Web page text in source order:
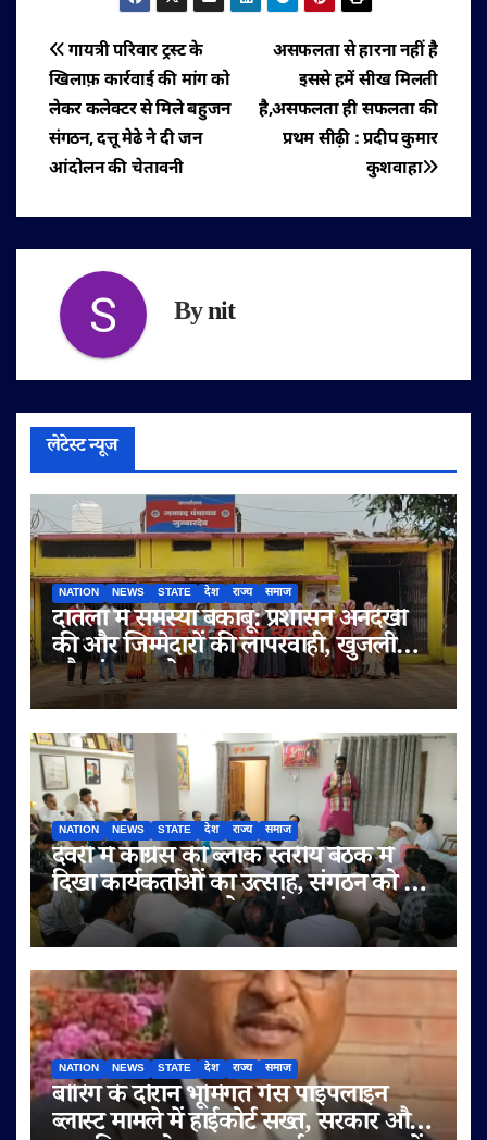
पोस्ट
नेविगेशन
असफलता से हारना नहीं है
इससे हमें सीख मिलती
है,असफलता ही सफलता की
प्रथम सीढ़ी : प्रदीप कुमार
कुशवाहा
गायत्री परिवार ट्रस्ट के
खिलाफ़ कार्रवाई की मांग को
लेकर कलेक्टर से मिले बहुजन
संगठन, दत्तू मेढे ने दी जन
आंदोलन की चेतावनी
Bynit
लेटेस्ट न्यूज
NATION NEWS STATE देश राज्य समाज
दातला में समस्या बेकाबू: प्रशासन अनदेखी
की और जिम्मेदारों की लापरवाही, खुजली
और फंगल इन्फेक्शन का दावा
NATION NEWS STATE देश राज्य समाज
देवरी में कांग्रेस की ब्लॉक स्तरीय बैठक में
दिखा कार्यकर्ताओं का उत्साह, संगठन को बूथ
स्तर तक मज़बूत करने पर मंथन
NATION NEWS STATE देश राज्य समाज
बोरिंग के दौरान भूमिगत गैस पाइपलाइन
ब्लास्ट मामले में हाईकोर्ट सख्त, सरकार और